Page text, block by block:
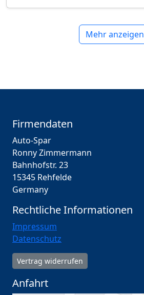
Mehr anzeigen
Firmendaten
Auto-Spar
Ronny Zimmermann
Bahnhofstr. 23
15345 Rehfelde
Germany
Rechtliche Informationen
Impressum
Datenschutz
Vertrag widerrufen
Anfahrt